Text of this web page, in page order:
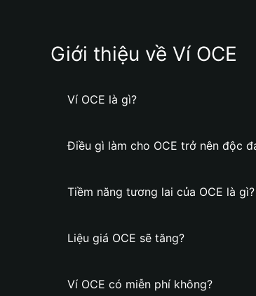
Giới thiệu về Ví OCE
Ví OCE là gì?
Điều gì làm cho OCE trở nên độc
Tiềm năng tương lai của OCE là gì?
Liệu giá OCE sẽ tăng?
Ví OCE có miễn phí không?